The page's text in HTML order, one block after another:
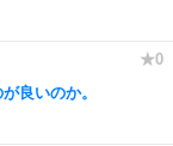
良いのか。